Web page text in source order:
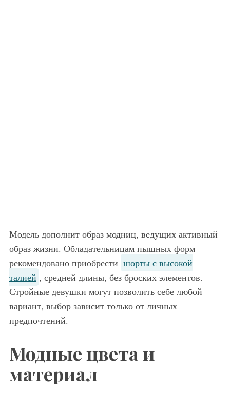
Модель дополнит образ модниц, ведущих активный
образ жизни. Обладательницам пышных форм
рекомендовано приобрести шорты с высокой
талией , средней длины, без броских элементов.
Стройные девушки могут позволить себе любой
вариант, выбор зависит только от личных
предпочтений.
Модные цвета и
материал